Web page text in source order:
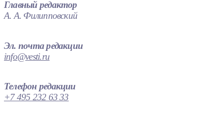
Главный редактор
А. А. Филипповский
Эл. почта редакции
info@vesti.ru
Телефон редакции
+7 495 232 63 33